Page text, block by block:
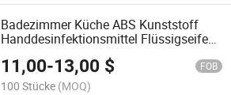
Badezimmer Küche ABS Kunststoff
Handdesinfektionsmittel Flüssigseife
Schaum Automatischer Sensor
Seifenspender
11,00-13,00 $ FOB
100 Stücke (MOQ)